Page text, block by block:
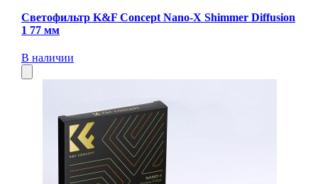
Светофильтр K&F Concept Nano-X Shimmer Diffusion
1 77 мм
В наличии